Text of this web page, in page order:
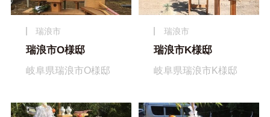
瑞浪市
瑞浪市O様邸
岐阜県瑞浪市O様邸
瑞浪市
瑞浪市K様邸
岐阜県瑞浪市K様邸